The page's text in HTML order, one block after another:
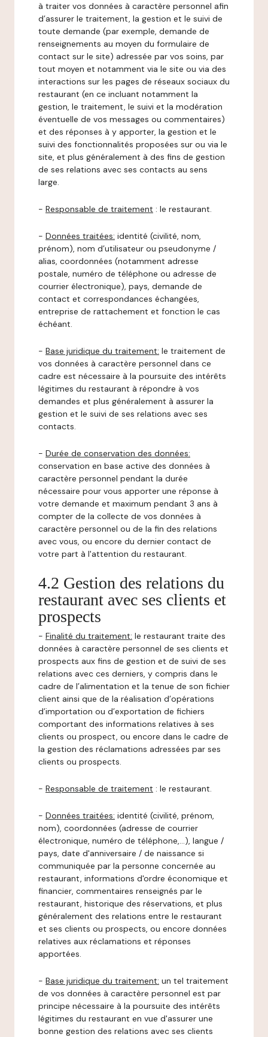
à traiter vos données à caractère personnel afin
d’assurer le traitement, la gestion et le suivi de
toute demande (par exemple, demande de
renseignements au moyen du formulaire de
contact sur le site) adressée par vos soins, par
tout moyen et notamment via le site ou via des
interactions sur les pages de réseaux sociaux du
restaurant (en ce incluant notamment la
gestion, le traitement, le suivi et la modération
éventuelle de vos messages ou commentaires)
et des réponses à y apporter, la gestion et le
suivi des fonctionnalités proposées sur ou via le
site, et plus généralement à des fins de gestion
de ses relations avec ses contacts au sens
large.
- Responsable de traitement : le restaurant.
- Données traitées: identité (civilité, nom,
prénom), nom d’utilisateur ou pseudonyme /
alias, coordonnées (notamment adresse
postale, numéro de téléphone ou adresse de
courrier électronique), pays, demande de
contact et correspondances échangées,
entreprise de rattachement et fonction le cas
échéant.
- Base juridique du traitement: le traitement de
vos données à caractère personnel dans ce
cadre est nécessaire à la poursuite des intérêts
légitimes du restaurant à répondre à vos
demandes et plus généralement à assurer la
gestion et le suivi de ses relations avec ses
contacts.
- Durée de conservation des données:
conservation en base active des données à
caractère personnel pendant la durée
nécessaire pour vous apporter une réponse à
votre demande et maximum pendant 3 ans à
compter de la collecte de vos données à
caractère personnel ou de la fin des relations
avec vous, ou encore du dernier contact de
votre part à l'attention du restaurant.
4.2 Gestion des relations du
restaurant avec ses clients et
prospects
- Finalité du traitement: le restaurant traite des
données à caractère personnel de ses clients et
prospects aux fins de gestion et de suivi de ses
relations avec ces derniers, y compris dans le
cadre de l’alimentation et la tenue de son fichier
client ainsi que de la réalisation d’opérations
d’importation ou d’exportation de fichiers
comportant des informations relatives à ses
clients ou prospect, ou encore dans le cadre de
la gestion des réclamations adressées par ses
clients ou prospects.
- Responsable de traitement : le restaurant.
- Données traitées: identité (civilité, prénom,
nom), coordonnées (adresse de courrier
électronique, numéro de téléphone,…), langue /
pays, date d'anniversaire / de naissance si
communiquée par la personne concernée au
restaurant, informations d'ordre économique et
financier, commentaires renseignés par le
restaurant, historique des réservations, et plus
généralement des relations entre le restaurant
et ses clients ou prospects, ou encore données
relatives aux réclamations et réponses
apportées.
- Base juridique du traitement: un tel traitement
de vos données à caractère personnel est par
principe nécessaire à la poursuite des intérêts
légitimes du restaurant en vue d'assurer une
bonne gestion des relations avec ses clients